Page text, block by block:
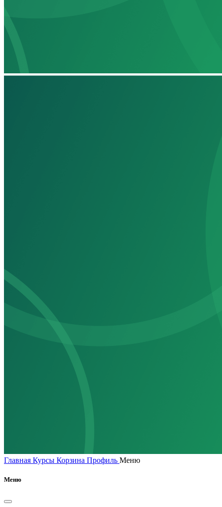
Главная Курсы Корзина Профиль Меню
Меню